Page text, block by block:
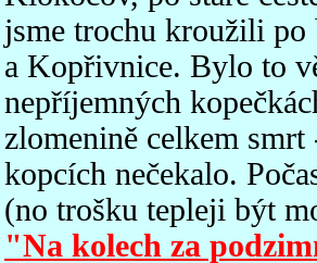
jsme trochu kroužili
a Kopřivnice. Bylo to
nepříjemných
zlomenině celkem smrt
kopcích nečekalo.
(no trošku tepleji být
"Na kolech za